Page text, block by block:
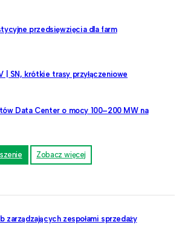
przedsięwzięcia dla farm
| SN, krótkie trasy przyłączeniowe
Data Center o mocy 100–200 MW na
Zobacz więcej
zarządzających zespołami sprzedaży